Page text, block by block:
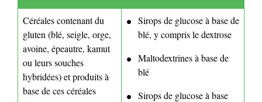
Céréales contenant du
gluten (blé, seigle, orge,
avoine, épeautre, kamut
ou leurs souches
hybridées) et produits à
base de ces céréales
Sirops de glucose à base de
blé, y compris le dextrose
Maltodextrines à base de
blé
Sirops de glucose à base